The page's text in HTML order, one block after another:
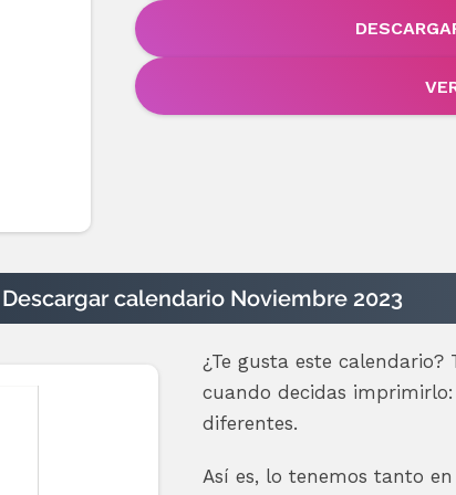
Descargar calendario Noviembre 2023
¿Te gusta este
cuando decidas
diferentes.
Así es, lo tenemos tanto